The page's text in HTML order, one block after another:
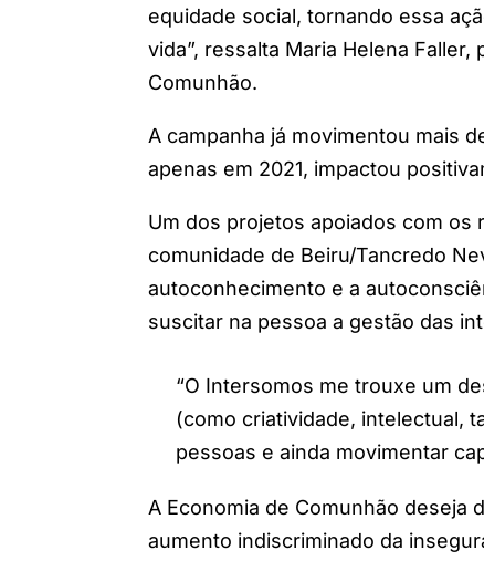
equidade social, tornando essa
vida”, ressalta Maria Helena
Comunhão.
A campanha já movimentou mais
apenas em 2021, impactou
Um dos projetos apoiados com
comunidade de Beiru/Tancredo
autoconhecimento e a
suscitar na pessoa a gestão das
“O Intersomos me trouxe um
(como criatividade, intelectual,
pessoas e ainda movimentar
A Economia de Comunhão deseja
aumento indiscriminado da